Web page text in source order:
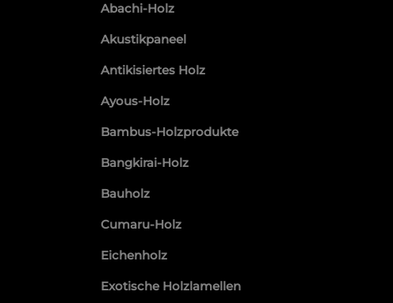
Abachi-Holz
Akustikpaneel
Antikisiertes Holz
Ayous-Holz
Bambus-Holzprodukte
Bangkirai-Holz
Bauholz
Cumaru-Holz
Eichenholz
Exotische Holzlamellen